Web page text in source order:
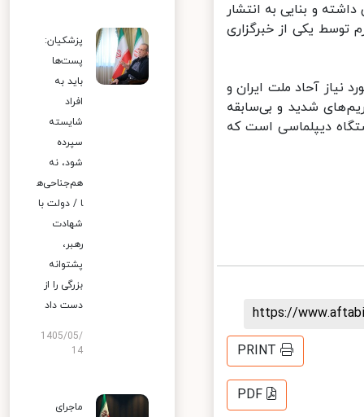
و بنایی به انتشار
یکی از خبرگزاری
آحاد ملت ایران و
شدید و بی‌سابقه
دیپلماسی است که
https://
PRINT
PDF
پزشکیان:
پست‌ها
باید به
افراد
شایسته
سپرده
شود، نه
هم‌جناحی‌ه
ا / دولت با
شهادت
رهبر،
پشتوانه
بزرگی را از
دست داد
1405/05/
14
ماجرای